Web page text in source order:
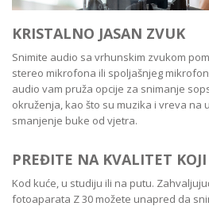
KRISTALNO JASAN ZVUK
Snimite audio sa vrhunskim zvukom
stereo mikrofona ili spoljašnjeg
audio vam pruža opcije za snimanje
okruženja, kao što su muzika i vreva na
smanjenje buke od vjetra.
PREĐITE NA KVALITET
Kod kuće, u studiju ili na putu.
fotoaparata Z 30 možete unapred da